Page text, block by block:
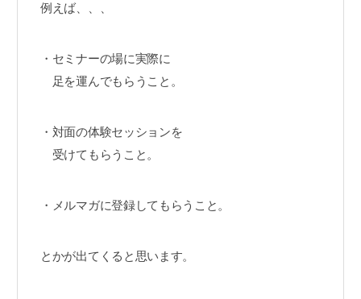
例えば、、、
・セミナーの場に実際に
足を運んでもらうこと。
・対面の体験セッションを
受けてもらうこと。
・メルマガに登録してもらうこと。
とかが出てくると思います。